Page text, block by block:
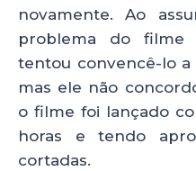
novamente. Ao
problema do
tentou convencê-lo
mas ele não
o filme foi lançado
horas e tendo
cortadas.